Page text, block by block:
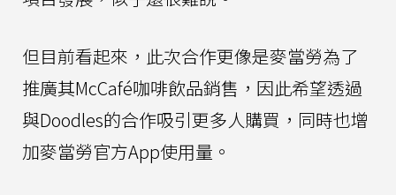
但目前看起來，此次合作更像是麥當勞為了
推廣其McCafé咖啡飲品銷售，因此希望透過
與Doodles的合作吸引更多人購買，同時也增
加麥當勞官方App使用量。